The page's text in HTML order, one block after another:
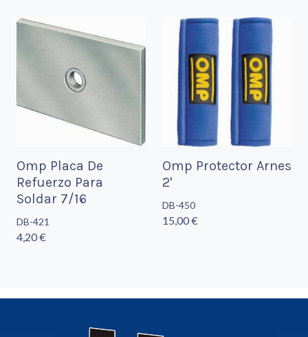
Omp Placa De
Refuerzo Para
Soldar 7/16
DB-421
4,20 €
Omp Protector Arnes
2'
DB-450
15,00 €